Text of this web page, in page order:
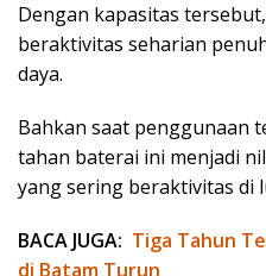
Dengan kapasitas
beraktivitas seharian
daya.
Bahkan saat penggunaan
tahan baterai ini menjadi
yang sering beraktivitas di
BACA JUGA: Tiga Tahun
di Batam Turun